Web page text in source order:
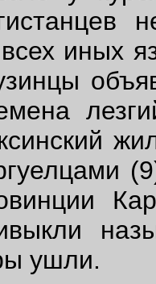
иных
ушли.